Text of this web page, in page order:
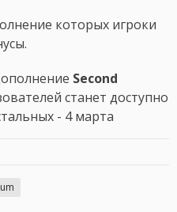
которых игроки
Second
станет доступно
- 4 марта